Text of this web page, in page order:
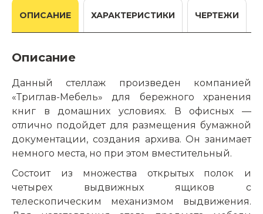
ОПИСАНИЕ ХАРАКТЕРИСТИКИ ЧЕРТЕЖИ
Описание
Данный стеллаж произведен компанией
«Триглав-Мебель» для бережного хранения
книг в домашних условиях. В офисных —
отлично подойдет для размещения бумажной
документации, создания архива. Он занимает
немного места, но при этом вместительный.
Состоит из множества открытых полок и
четырех выдвижных ящиков с
телескопическим механизмом выдвижения.